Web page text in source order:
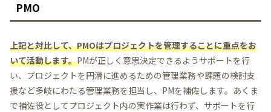
PMO
上記と対比して、PMOはプロジェクトを管理することに重点をお
いて活動します。PMが正しく意思決定できるようサポートを行
い、プロジェクトを円滑に進めるための管理業務や課題の検討支
援など多岐にわたる管理業務を担当し、PMを補佐します。あくま
で補佐役としてプロジェクト内の実作業は行わず、サポートを行